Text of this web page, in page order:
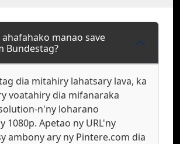
manao save
Bundestag?
dia mitahiry lahatsary lava, ka
voatahiry dia mifanaraka
n'ny loharano
1080p. Apetao ny URL'ny
ambony ary ny Pintere.com dia